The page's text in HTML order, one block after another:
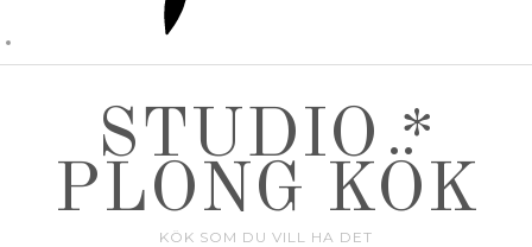
STUDIO *
PLONG KÖK
KÖK SOM DU VILL HA DET